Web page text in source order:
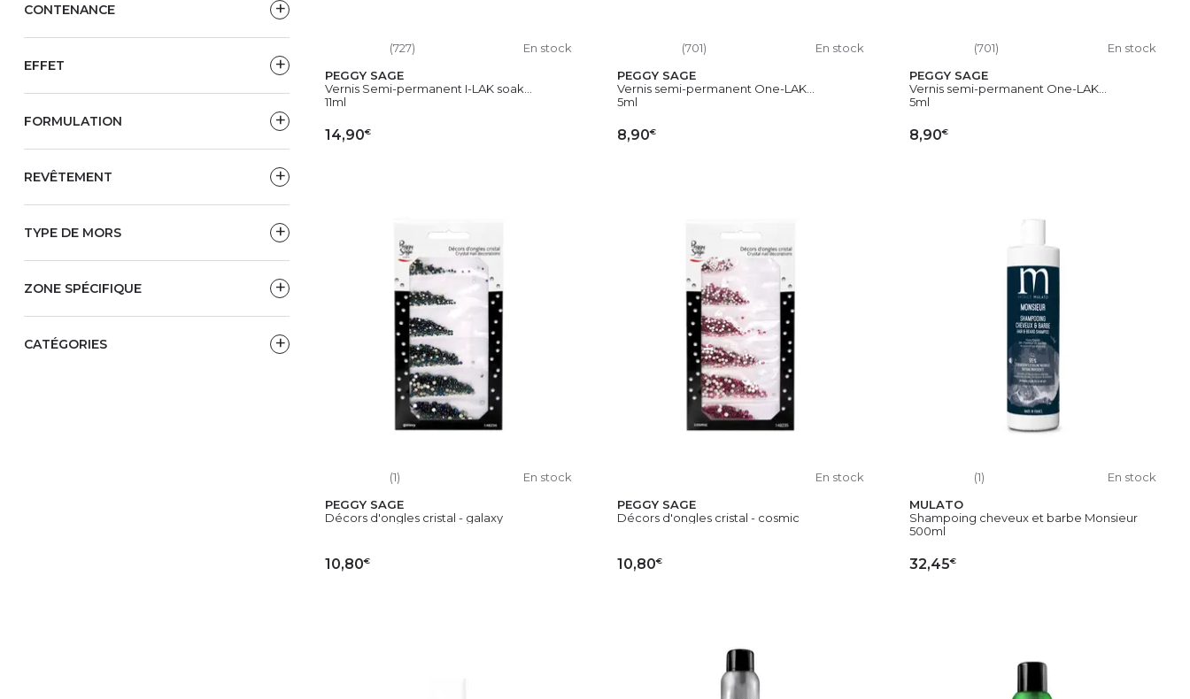
(727)
En stock
PEGGY SAGE
Vernis Semi-permanent I-LAK soak...
11ml
14,90€
(701)
En stock
PEGGY SAGE
Vernis semi-permanent One-LAK...
5ml
8,90€
(701)
En stock
PEGGY SAGE
Vernis semi-permanent One-LAK...
5ml
8,90€
(1)
En stock
PEGGY SAGE
Décors d'ongles cristal - galaxy
10,80€
En stock
PEGGY SAGE
Décors d'ongles cristal - cosmic
10,80€
(1)
En stock
MULATO
Shampoing cheveux et barbe Monsieur
500ml
32,45€
CONTENANCE
EFFET
FORMULATION
REVÊTEMENT
TYPE DE MORS
ZONE SPÉCIFIQUE
CATÉGORIES